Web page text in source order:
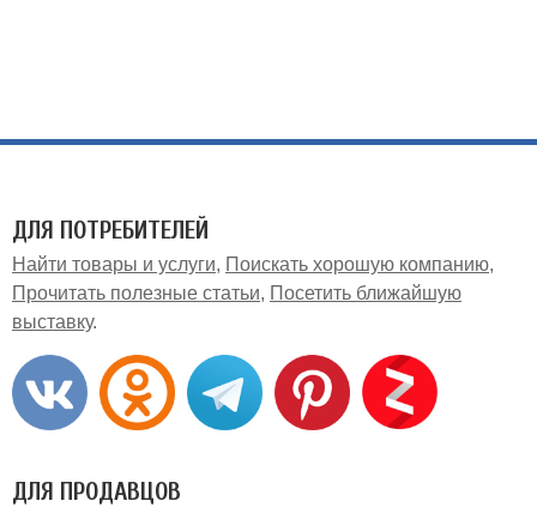
ДЛЯ ПОТРЕБИТЕЛЕЙ
Найти товары и услуги
Поискать хорошую компанию
Прочитать полезные статьи
Посетить ближайшую
выставку
ДЛЯ ПРОДАВЦОВ